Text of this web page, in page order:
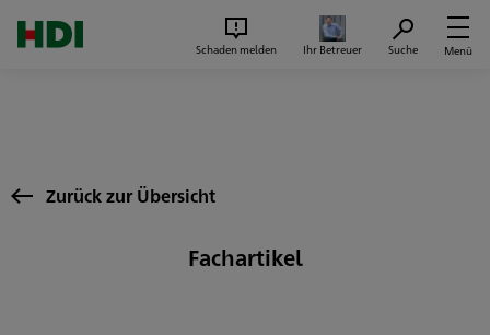
Schaden melden Ihr Betreuer Suche Menü
Zurück zur Übersicht
Fachartikel